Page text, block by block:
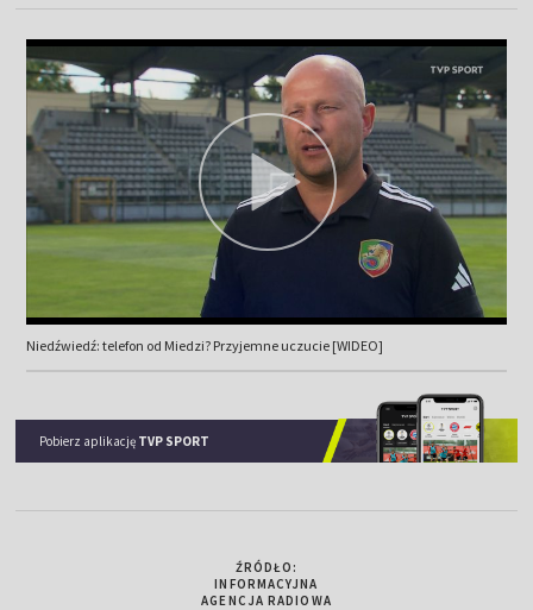
Niedźwiedź: telefon od Miedzi? Przyjemne uczucie [WIDEO]
Pobierz aplikację TVP SPORT
ŹRÓDŁO:
INFORMACYJNA
AGENCJA RADIOWA